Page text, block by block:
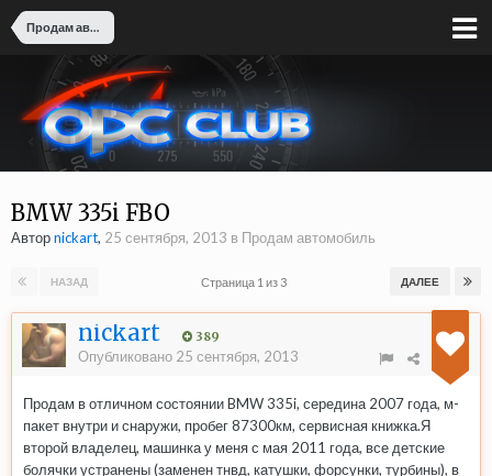
Продам автомобиль
BMW 335i FBO
Авторnickart, 25 сентября, 2013 в Продам автомобиль
НАЗАД ДАЛЕЕ
Страница 1 из 3
nickart 389
Опубликовано 25 сентября, 2013
Продам в отличном состоянии BMW 335i, середина 2007 года, м-
пакет внутри и снаружи, пробег 87300км, сервисная книжка.Я
второй владелец, машинка у меня с мая 2011 года, все детские
болячки устранены (заменен тнвд, катушки, форсунки, турбины), в